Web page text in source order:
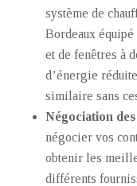
système de
Bordeaux équipé
et de fenêtres à
d’énergie
similaire sans
Négociation
négocier vos
obtenir les
différents